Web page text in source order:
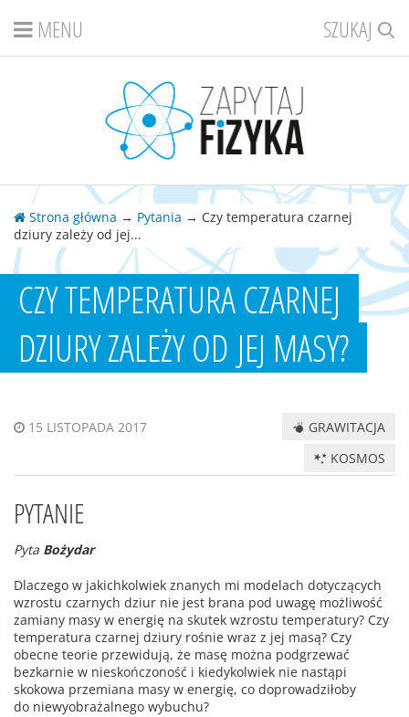
SZUKAJ
MENU
Strona główna → Pytania → Czy temperatura czarnej
dziury zależy od jej...
CZY TEMPERATURA CZARNEJ
DZIURY ZALEŻY OD JEJ MASY?
15 LISTOPADA 2017
GRAWITACJA
KOSMOS
PYTANIE
Pyta Bożydar
Dlaczego w jakichkolwiek znanych mi modelach dotyczących
wzrostu czarnych dziur nie jest brana pod uwagę możliwość
zamiany masy w energię na skutek wzrostu temperatury? Czy
temperatura czarnej dziury rośnie wraz z jej masą? Czy
obecne teorie przewidują, że masę można podgrzewać
bezkarnie w nieskończoność i kiedykolwiek nie nastąpi
skokowa przemiana masy w energię, co doprowadziłoby
do niewyobrażalnego wybuchu?